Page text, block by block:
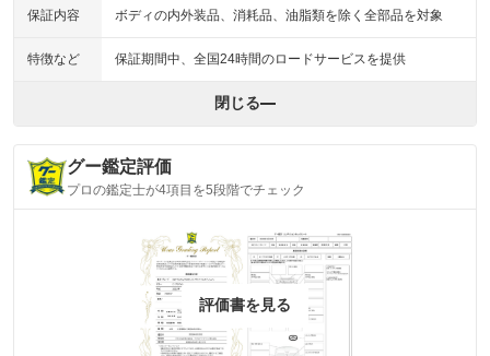
保証内容 ボディの内外装品、消耗品、油脂類を除く全部品を対象
特徴など 保証期間中、全国24時間のロードサービスを提供
閉じる
グー鑑定評価
プロの鑑定士が4項目を5段階でチェック
評価書を見る